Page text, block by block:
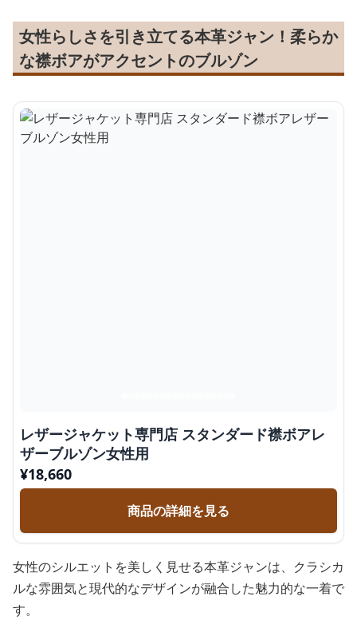
女性らしさを引き立てる本革ジャン！柔らか
な襟ボアがアクセントのブルゾン
レザージャケット専門店 スタンダード襟ボアレ
ザーブルゾン女性用
¥18,660
商品の詳細を見る
女性のシルエットを美しく見せる本革ジャンは、クラシカ
ルな雰囲気と現代的なデザインが融合した魅力的な一着で
す。